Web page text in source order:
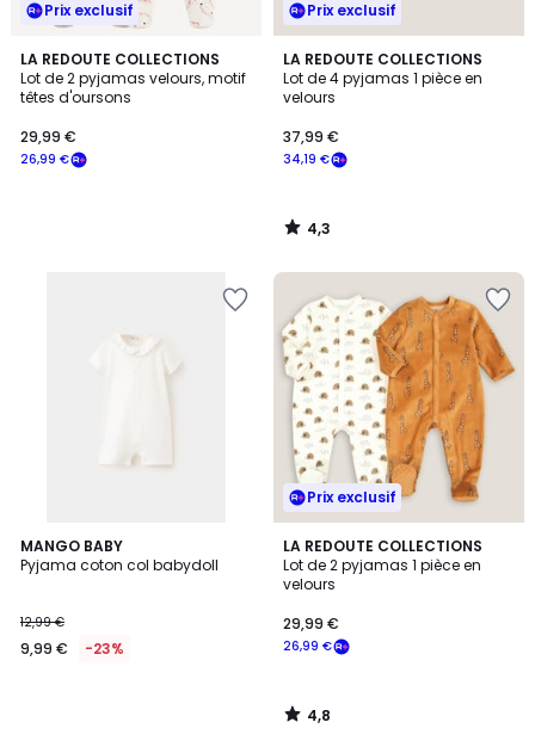
Prix exclusif
LA REDOUTE COLLECTIONS
Lot de 2 pyjamas velours, motif
têtes d'oursons
26,99 €
29,99 €
Prix exclusif
LA REDOUTE COLLECTIONS
Lot de 4 pyjamas 1 pièce en
velours
34,19 €
37,99 €
4,3
/ 5
4,3
/
MANGO BABY
Pyjama coton col babydoll
12,99 €
9,99 € -23%
Prix exclusif
LA REDOUTE COLLECTIONS
Lot de 2 pyjamas 1 pièce en
velours
26,99 €
29,99 €
4,8
/ 5
4,8
/